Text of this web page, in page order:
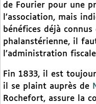
de Fourier pour une
l’association, mais
bénéfices déjà connus
phalanstérienne, il
l’administration
Fin 1833, il est
il se plaint auprès de
Rochefort, assure la